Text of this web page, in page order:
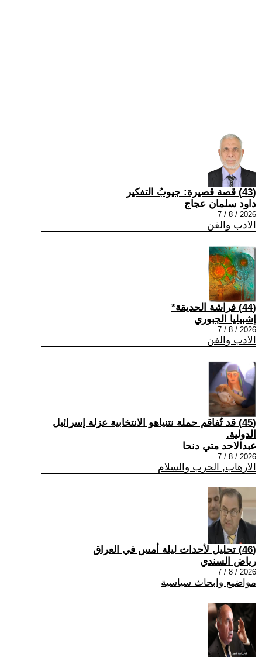
(43) قصة قصيرة: جيوبُ التفكير
داود سلمان عجاج
2026 / 8 / 7
الادب والفن
(44) فراشة الحديقة*
إشبيليا الجبوري
2026 / 8 / 7
الادب والفن
(45) قد تُفاقم حملة نتنياهو الانتخابية عزلة إسرائيل
الدولية.
عبدالاحد متي دنحا
2026 / 8 / 7
الارهاب, الحرب والسلام
(46) تحليل لأحداث ليلة أمس في العراق
رياض السندي
2026 / 8 / 7
مواضيع وابحاث سياسية